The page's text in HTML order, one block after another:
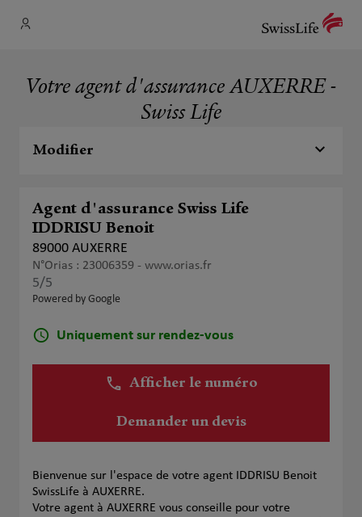
Votre agent d'assurance AUXERRE -
Swiss Life
Modifier
Agent d'assurance Swiss Life
IDDRISU Benoit
89000 AUXERRE
N°Orias : 23006359 - www.orias.fr
5/5
Powered by Google
Uniquement sur rendez-vous
Afficher le numéro
Demander un devis
Bienvenue sur l'espace de votre agent IDDRISU Benoit
SwissLife à AUXERRE.
Votre agent à AUXERRE vous conseille pour votre